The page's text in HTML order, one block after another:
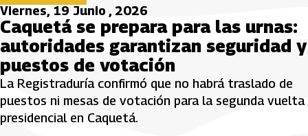
Viernes, 19 Junio , 2026
Caquetá se prepara para las urnas:
autoridades garantizan seguridad y
puestos de votación
La Registraduría confirmó que no habrá traslado de
puestos ni mesas de votación para la segunda vuelta
presidencial en Caquetá.